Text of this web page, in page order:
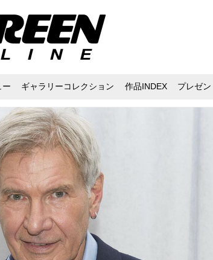
ー ギャラリーコレクション 作品INDEX プレゼン